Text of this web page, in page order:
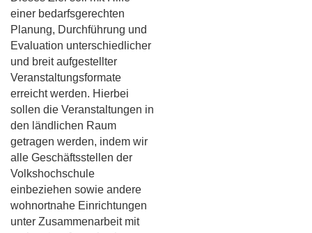
einer bedarfsgerechten
Planung, Durchführung und
Evaluation unterschiedlicher
und breit aufgestellter
Veranstaltungsformate
erreicht werden. Hierbei
sollen die Veranstaltungen in
den ländlichen Raum
getragen werden, indem wir
alle Geschäftsstellen der
Volkshochschule
einbeziehen sowie andere
wohnortnahe Einrichtungen
unter Zusammenarbeit mit